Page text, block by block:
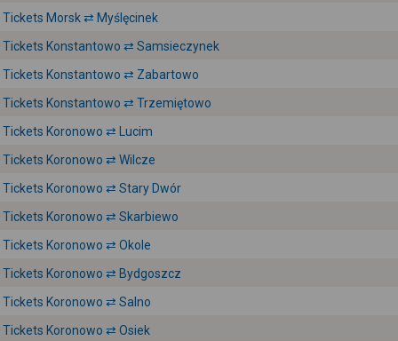
Tickets Morsk ⇄ Myślęcinek
Tickets Konstantowo ⇄ Samsieczynek
Tickets Konstantowo ⇄ Zabartowo
Tickets Konstantowo ⇄ Trzemiętowo
Tickets Koronowo ⇄ Lucim
Tickets Koronowo ⇄ Wilcze
Tickets Koronowo ⇄ Stary Dwór
Tickets Koronowo ⇄ Skarbiewo
Tickets Koronowo ⇄ Okole
Tickets Koronowo ⇄ Bydgoszcz
Tickets Koronowo ⇄ Salno
Tickets Koronowo ⇄ Osiek